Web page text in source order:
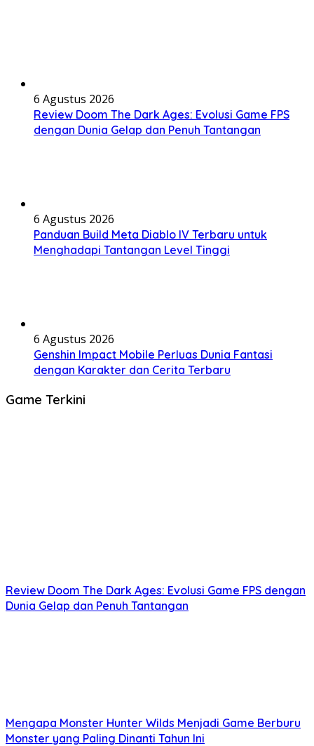
6 Agustus 2026
Review Doom The Dark Ages: Evolusi Game FPS
dengan Dunia Gelap dan Penuh Tantangan
6 Agustus 2026
Panduan Build Meta Diablo IV Terbaru untuk
Menghadapi Tantangan Level Tinggi
6 Agustus 2026
Genshin Impact Mobile Perluas Dunia Fantasi
dengan Karakter dan Cerita Terbaru
Game Terkini
Review Doom The Dark Ages: Evolusi Game FPS dengan
Dunia Gelap dan Penuh Tantangan
Mengapa Monster Hunter Wilds Menjadi Game Berburu
Monster yang Paling Dinanti Tahun Ini